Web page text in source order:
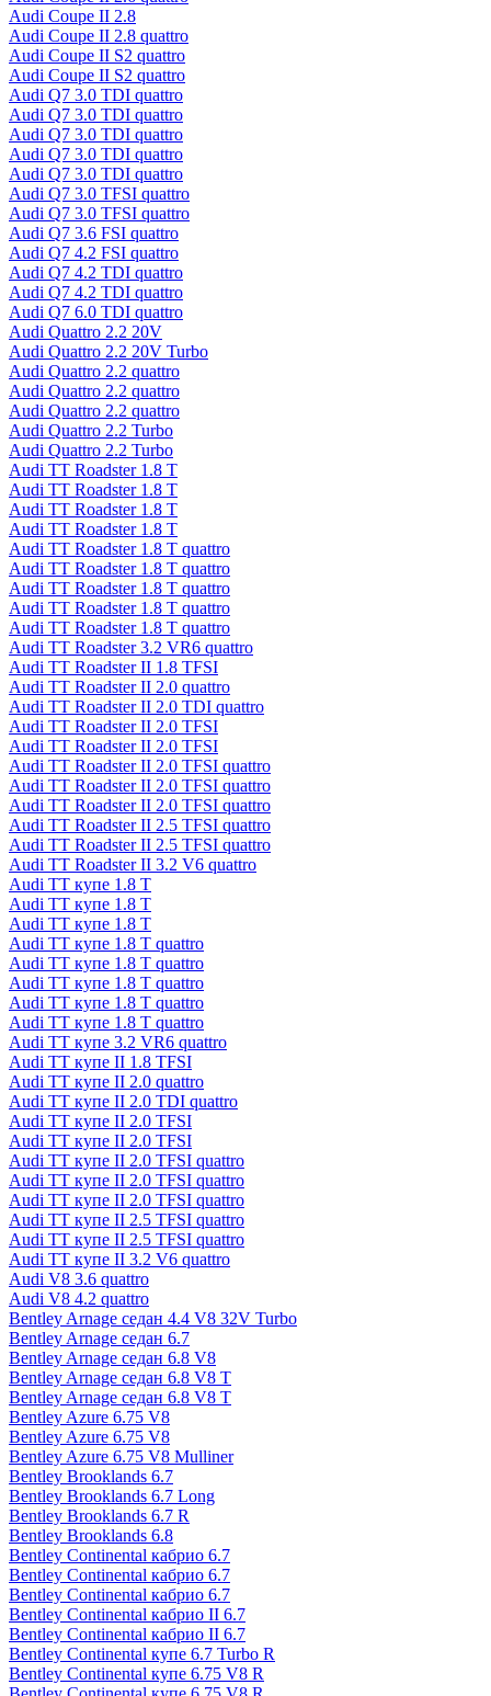
Audi Coupe II 2.8
Audi Coupe II 2.8 quattro
Audi Coupe II S2 quattro
Audi Coupe II S2 quattro
Audi Q7 3.0 TDI quattro
Audi Q7 3.0 TDI quattro
Audi Q7 3.0 TDI quattro
Audi Q7 3.0 TDI quattro
Audi Q7 3.0 TDI quattro
Audi Q7 3.0 TFSI quattro
Audi Q7 3.0 TFSI quattro
Audi Q7 3.6 FSI quattro
Audi Q7 4.2 FSI quattro
Audi Q7 4.2 TDI quattro
Audi Q7 4.2 TDI quattro
Audi Q7 6.0 TDI quattro
Audi Quattro 2.2 20V
Audi Quattro 2.2 20V Turbo
Audi Quattro 2.2 quattro
Audi Quattro 2.2 quattro
Audi Quattro 2.2 quattro
Audi Quattro 2.2 Turbo
Audi Quattro 2.2 Turbo
Audi TT Roadster 1.8 T
Audi TT Roadster 1.8 T
Audi TT Roadster 1.8 T
Audi TT Roadster 1.8 T
Audi TT Roadster 1.8 T quattro
Audi TT Roadster 1.8 T quattro
Audi TT Roadster 1.8 T quattro
Audi TT Roadster 1.8 T quattro
Audi TT Roadster 1.8 T quattro
Audi TT Roadster 3.2 VR6 quattro
Audi TT Roadster II 1.8 TFSI
Audi TT Roadster II 2.0 quattro
Audi TT Roadster II 2.0 TDI quattro
Audi TT Roadster II 2.0 TFSI
Audi TT Roadster II 2.0 TFSI
Audi TT Roadster II 2.0 TFSI quattro
Audi TT Roadster II 2.0 TFSI quattro
Audi TT Roadster II 2.0 TFSI quattro
Audi TT Roadster II 2.5 TFSI quattro
Audi TT Roadster II 2.5 TFSI quattro
Audi TT Roadster II 3.2 V6 quattro
Audi TT купе 1.8 T
Audi TT купе 1.8 T
Audi TT купе 1.8 T
Audi TT купе 1.8 T quattro
Audi TT купе 1.8 T quattro
Audi TT купе 1.8 T quattro
Audi TT купе 1.8 T quattro
Audi TT купе 1.8 T quattro
Audi TT купе 3.2 VR6 quattro
Audi TT купе II 1.8 TFSI
Audi TT купе II 2.0 quattro
Audi TT купе II 2.0 TDI quattro
Audi TT купе II 2.0 TFSI
Audi TT купе II 2.0 TFSI
Audi TT купе II 2.0 TFSI quattro
Audi TT купе II 2.0 TFSI quattro
Audi TT купе II 2.0 TFSI quattro
Audi TT купе II 2.5 TFSI quattro
Audi TT купе II 2.5 TFSI quattro
Audi TT купе II 3.2 V6 quattro
Audi V8 3.6 quattro
Audi V8 4.2 quattro
Bentley Arnage седан 4.4 V8 32V Turbo
Bentley Arnage седан 6.7
Bentley Arnage седан 6.8 V8
Bentley Arnage седан 6.8 V8 T
Bentley Arnage седан 6.8 V8 T
Bentley Azure 6.75 V8
Bentley Azure 6.75 V8
Bentley Azure 6.75 V8 Mulliner
Bentley Brooklands 6.7
Bentley Brooklands 6.7 Long
Bentley Brooklands 6.7 R
Bentley Brooklands 6.8
Bentley Continental кабрио 6.7
Bentley Continental кабрио 6.7
Bentley Continental кабрио 6.7
Bentley Continental кабрио II 6.7
Bentley Continental кабрио II 6.7
Bentley Continental купе 6.7 Turbo R
Bentley Continental купе 6.75 V8 R